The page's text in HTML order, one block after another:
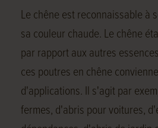
Le chêne est reconnaissable à
sa couleur chaude. Le chêne
par rapport aux autres
ces poutres en chêne
d'applications. Il s'agit par
fermes, d'abris pour voitures,